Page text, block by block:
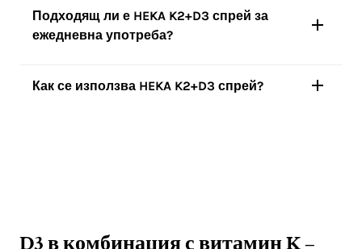
Подходящ ли е HEKA K2+D3 спрей за
ежедневна употреба?
Как се използва HEKA K2+D3 спрей?
D3 в комбинация с витамин K –